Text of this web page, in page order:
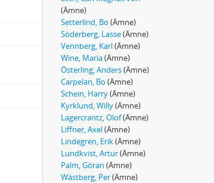
(Ämne)
Setterlind, Bo (Ämne)
Söderberg, Lasse(Ämne)
Vennberg, Karl(Ämne)
Wine, Maria(Ämne)
Österling, Anders(Ämne)
Carpelan, Bo (Ämne)
Schein, Harry(Ämne)
Kyrklund, Willy(Ämne)
Lagercrantz, Olof(Ämne)
Liffner, Axel(Ämne)
Lindegren, Erik(Ämne)
Lundkvist, Artur(Ämne)
Palm, Göran (Ämne)
Wästberg, Per(Ämne)